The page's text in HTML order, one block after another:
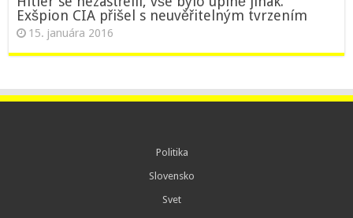
Exšpion CIA přišel s neuvěřitelným tvrzením
15. januára 2016
Politika
Slovensko
Svet